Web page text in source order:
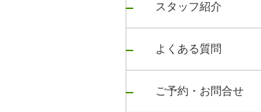
スタッフ紹介
よくある質問
ご予約・お問合せ